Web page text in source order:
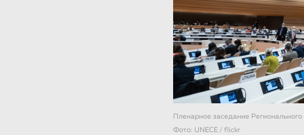
Пленарное заседание
Фото: UNECE / flickr